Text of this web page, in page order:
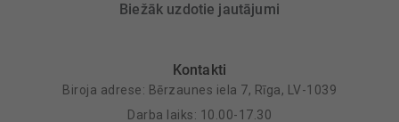
Biežāk uzdotie jautājumi
Kontakti
Biroja adrese: Bērzaunes iela 7, Rīga, LV-1039
Darba laiks: 10.00-17.30